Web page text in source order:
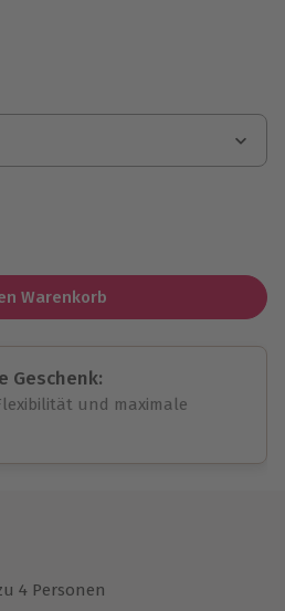
Warenkorb
Geschenk:
und maximale
Erlebnisse einlösbar.
4 Personen